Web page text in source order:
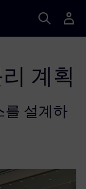
계획
를 설계하